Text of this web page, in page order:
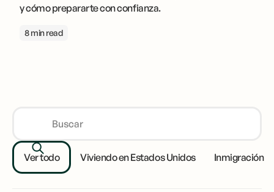
y cómo prepararte con confianza.
8 min read
Ver todo Viviendo en Estados Unidos Inmigración